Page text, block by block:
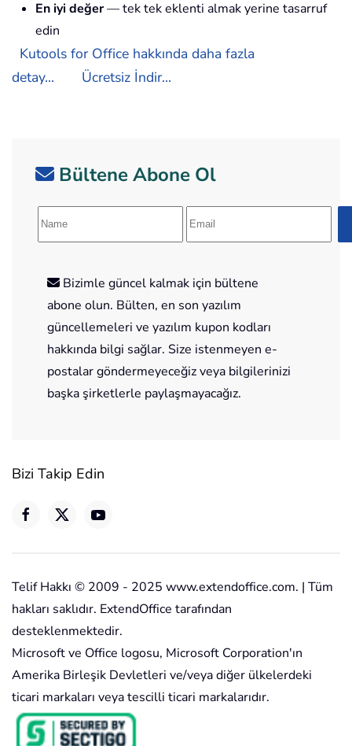
En iyi değer— tek tek eklenti almak yerine tasarruf
edin
Kutools for Office hakkında daha fazla
detay...
Ücretsiz İndir...
Bültene Abone Ol
Bizimle güncel kalmak için bültene
abone olun. Bülten, en son yazılım
güncellemeleri ve yazılım kupon kodları
hakkında bilgi sağlar. Size istenmeyen e-
postalar göndermeyeceğiz veya bilgilerinizi
başka şirketlerle paylaşmayacağız.
Bizi Takip Edin
Telif Hakkı © 2009 - 2025 www.extendoffice.com. | Tüm
hakları saklıdır. ExtendOffice tarafından
desteklenmektedir.
Microsoft ve Office logosu, Microsoft Corporation'ın
Amerika Birleşik Devletleri ve/veya diğer ülkelerdeki
ticari markaları veya tescilli ticari markalarıdır.